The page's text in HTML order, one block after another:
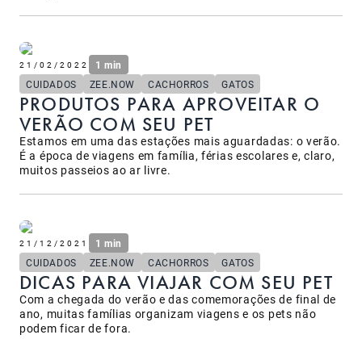
21/02/2022
1 min
CUIDADOS
ZEE.NOW CACHORROS GATOS
PRODUTOS PARA APROVEITAR O
VERÃO COM SEU PET
Estamos em uma das estações mais aguardadas: o verão.
É a época de viagens em família, férias escolares e, claro,
muitos passeios ao ar livre.
21/12/2021
1 min
CUIDADOS
ZEE.NOW CACHORROS GATOS
DICAS PARA VIAJAR COM SEU PET
Com a chegada do verão e das comemorações de final de
ano, muitas famílias organizam viagens e os pets não
podem ficar de fora.